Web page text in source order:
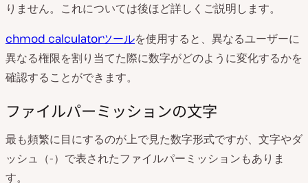
りません。これについては後ほど詳しくご説明します。
chmod calculatorツールを使用すると、異なるユーザーに
異なる権限を割り当てた際に数字がどのように変化するかを
確認することができます。
ファイルパーミッションの文字
最も頻繁に目にするのが上で見た数字形式ですが、文字やダ
ッシュ（-）で表されたファイルパーミッションもありま
す。